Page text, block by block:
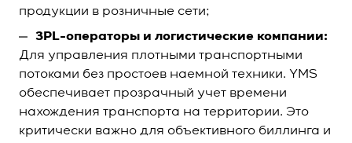
продукции в розничные сети;
3PL-операторы и логистические компании:
Для управления плотными транспортными
потоками без простоев наемной техники. YMS
обеспечивает прозрачный учет времени
нахождения транспорта на территории. Это
критически важно для объективного биллинга и